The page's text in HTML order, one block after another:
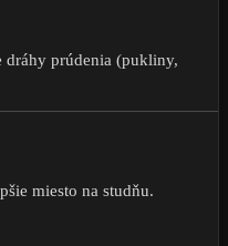
dráhy prúdenia (pukliny,
miesto na studňu.